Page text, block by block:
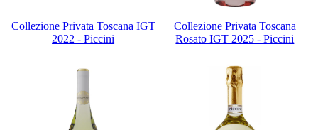
Collezione Privata Toscana IGT
2022 - Piccini
Collezione Privata Toscana
Rosato IGT 2025 - Piccini